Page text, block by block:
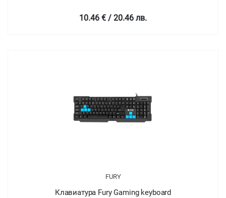
10.46 € / 20.46 лв.
FURY
Клавиатура Fury Gaming keyboard